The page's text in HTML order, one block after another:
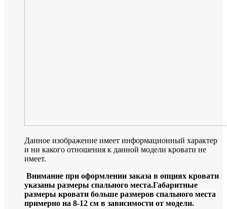
Данное изображение имеет информационный характер
и ни какого отношения к данной модели кровати не
имеет.
Внимание при оформлении заказа в опциях кровати
указаны размеры спального места.Габаритные
размеры кровати больше размеров спального места
примерно на 8-12 см в зависимости от модели.